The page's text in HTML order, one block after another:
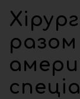
разом